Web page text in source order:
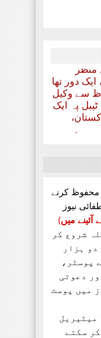
مظہر
منظر
دور تھا
سے وکیل
پہ ایک
کی
ضیائی
کراچی
چشتی
مبارکباد
کی
ہے۔ کہ
الفلاح،
محفوظ کرنے
نیوز
آئینے میں)
شروع کر
ہزار
پوسٹر،
دعوتی
میں پوسٹ
میٹیریل
سکتے